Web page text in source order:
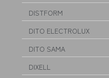
DISTFORM
DITO ELECTROLUX
DITO SAMA
DIXELL